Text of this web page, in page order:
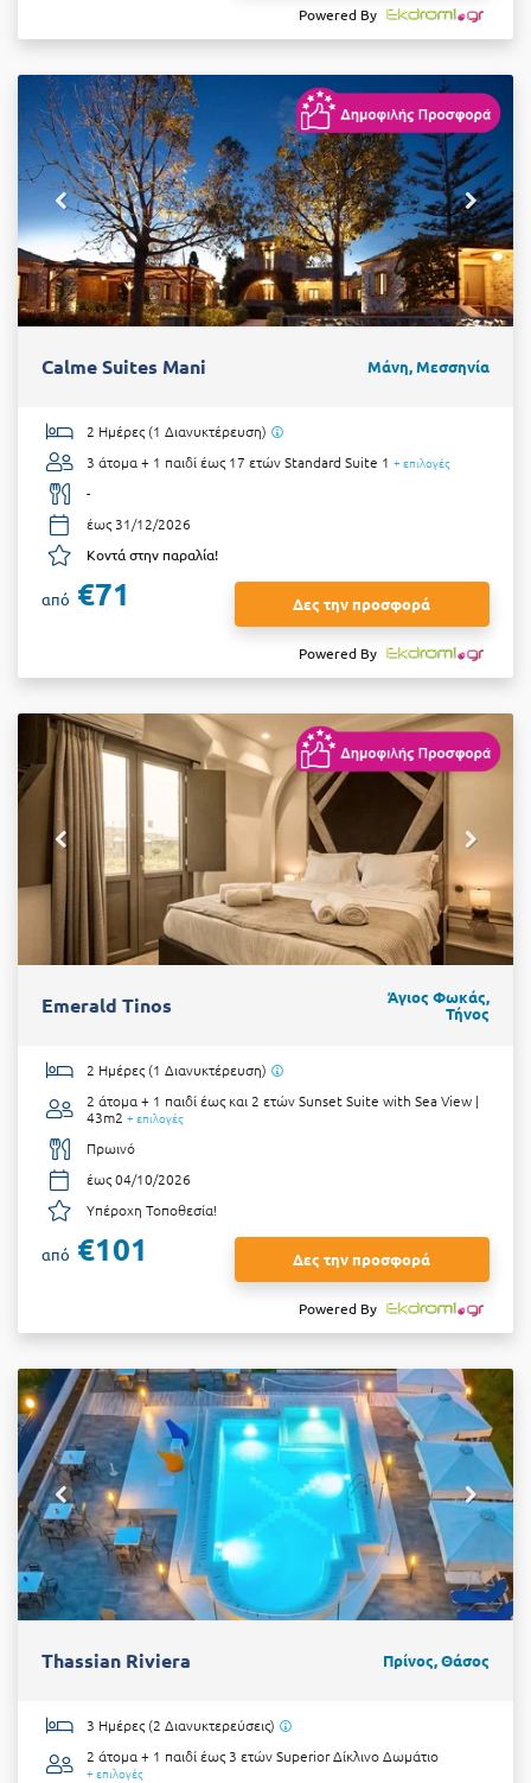
Powered By
Calme Suites Mani Μάνη, Μεσσηνία
2 Ημέρες (1 Διανυκτέρευση)
3 άτομα + 1 παιδί έως 17 ετώνStandard Suite 1 + επιλογές
-
έως 31/12/2026
Κοντά στην παραλία!
από €71 Δες την προσφορά
Powered By
Emerald Tinos
Άγιος Φωκάς,
Τήνος
2 Ημέρες (1 Διανυκτέρευση)
2 άτομα + 1 παιδί έως και 2 ετώνSunset Suite with Sea View |
43m2 + επιλογές
Πρωινό
έως 04/10/2026
Υπέροχη Τοποθεσία!
από €101 Δες την προσφορά
Powered By
Thassian Riviera Πρίνος, Θάσος
3 Ημέρες (2 Διανυκτερεύσεις)
2 άτομα + 1 παιδί έως 3 ετώνSuperior Δίκλινο Δωμάτιο
+ επιλογές